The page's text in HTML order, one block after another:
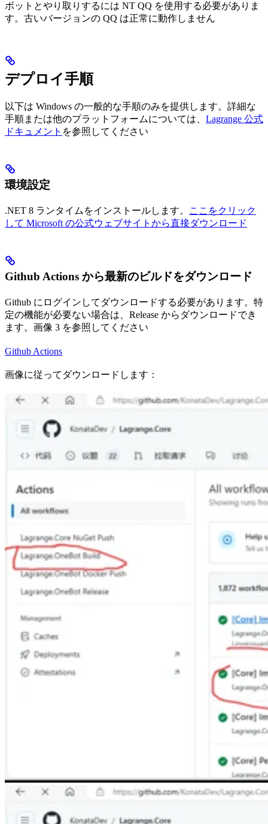
ボットとやり取りするには NT QQ を使用する必要がありま
す。古いバージョンの QQ は正常に動作しません
デプロイ手順
以下は Windows の一般的な手順のみを提供します。詳細な
手順または他のプラットフォームについては、 Lagrange 公式
ドキュメント を参照してください
環境設定
.NET 8 ランタイムをインストールします。
ここをクリック
して Microsoft の公式ウェブサイトから直接ダウンロード
Github Actions から最新のビルドをダウンロード
Github にログインしてダウンロードする必要があります。特
定の機能が必要ない場合は、Release からダウンロードでき
ます。画像 3 を参照してください
Github Actions
画像に従ってダウンロードします：